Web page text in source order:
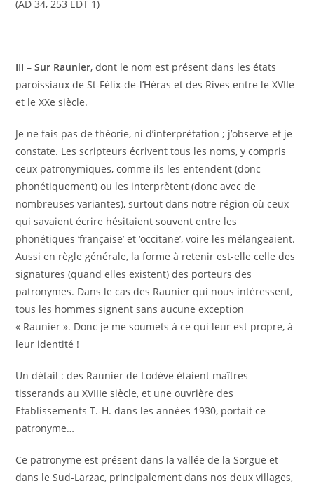
(AD 34, 253 EDT 1)
III – Sur Raunier, dont le nom est présent dans les états
paroissiaux de St-Félix-de-l’Héras et des Rives entre le XVIIe
et le XXe siècle.
Je ne fais pas de théorie, ni d’interprétation ; j’observe et je
constate. Les scripteurs écrivent tous les noms, y compris
ceux patronymiques, comme ils les entendent (donc
phonétiquement) ou les interprètent (donc avec de
nombreuses variantes), surtout dans notre région où ceux
qui savaient écrire hésitaient souvent entre les
phonétiques ‘française’ et ‘occitane’, voire les mélangeaient.
Aussi en règle générale, la forme à retenir est-elle celle des
signatures (quand elles existent) des porteurs des
patronymes. Dans le cas des Raunier qui nous intéressent,
tous les hommes signent sans aucune exception
« Raunier ». Donc je me soumets à ce qui leur est propre, à
leur identité !
Un détail : des Raunier de Lodève étaient maîtres
tisserands au XVIIIe siècle, et une ouvrière des
Etablissements T.-H. dans les années 1930, portait ce
patronyme…
Ce patronyme est présent dans la vallée de la Sorgue et
dans le Sud-Larzac, principalement dans nos deux villages,